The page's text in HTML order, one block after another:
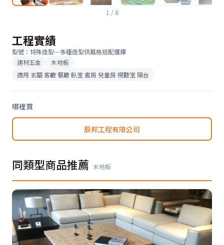
1 / 8
工程實績
型號 ： 特殊造型─多種造型供風格搭配選擇
建材五金
木地板
適用 玄關 客廳 餐廳 臥室 書房 兒童房 視聽室 陽台
哪裡買
辰邦工程有限公司
同類型商品推薦 木地板